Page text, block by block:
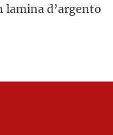
lamina d’argento